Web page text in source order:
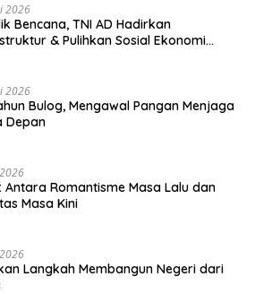
2026
Bencana, TNI AD Hadirkan
& Pulihkan Sosial Ekonomi
2026
Bulog, Mengawal Pangan Menjaga
Depan
Antara Romantisme Masa Lalu dan
Masa Kini
Langkah Membangun Negeri dari